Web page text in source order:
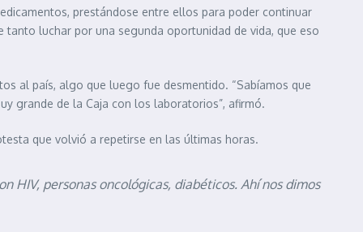
prestándose entre ellos para poder continuar
luchar por una segunda oportunidad de vida, que eso
al país, algo que luego fue desmentido. “Sabíamos que
grande de la Caja con los laboratorios”, afirmó.
que volvió a repetirse en las últimas horas.
HIV, personas oncológicas, diabéticos. Ahí nos dimos